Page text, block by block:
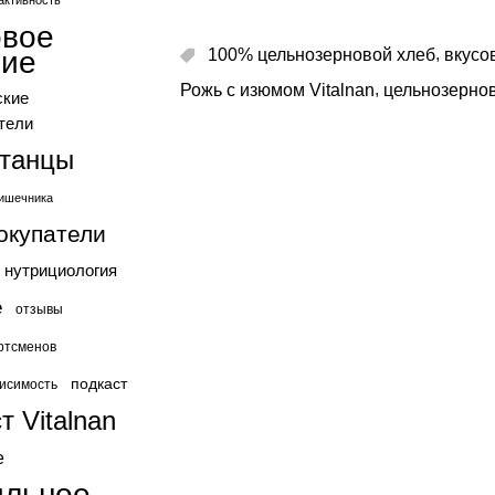
100% цельнозерновой хлеб,
Рожь с изюмом Vitalnan,
нутрициология
отзывы
подкаст
Vitalnan